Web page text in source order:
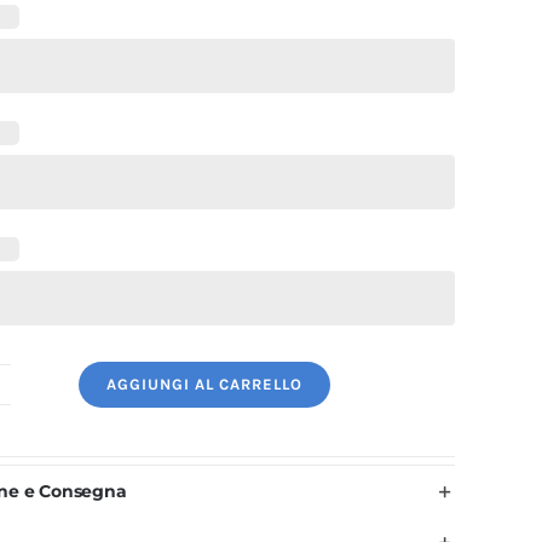
AGGIUNGI AL CARRELLO
e Consegna